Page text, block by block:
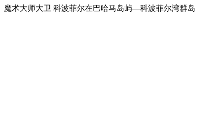
魔术大师大卫 科波菲尔在巴哈马岛屿—科波菲尔湾群岛